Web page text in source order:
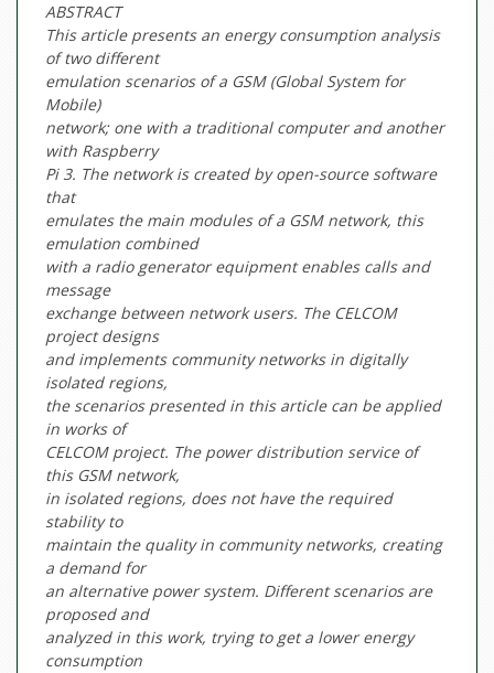
ABSTRACT
This article presents an energy consumption analysis
of two different
emulation scenarios of a GSM (Global System for
Mobile)
network; one with a traditional computer and another
with Raspberry
Pi 3. The network is created by open-source software
that
emulates the main modules of a GSM network, this
emulation combined
with a radio generator equipment enables calls and
message
exchange between network users. The CELCOM
project designs
and implements community networks in digitally
isolated regions,
the scenarios presented in this article can be applied
in works of
CELCOM project. The power distribution service of
this GSM network,
in isolated regions, does not have the required
stability to
maintain the quality in community networks, creating
a demand for
an alternative power system. Different scenarios are
proposed and
analyzed in this work, trying to get a lower energy
consumption